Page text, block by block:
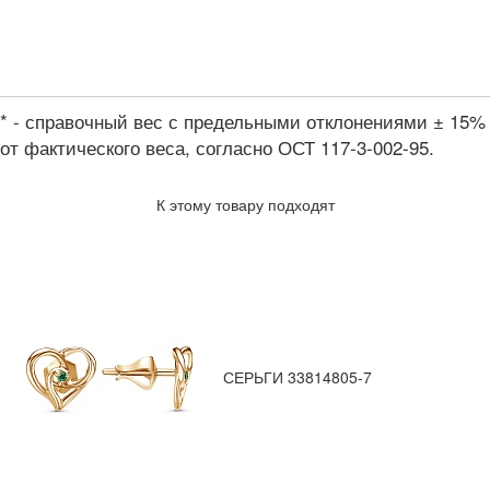
* - справочный вес с предельными отклонениями ± 15%
от фактического веса, согласно ОСТ 117-3-002-95.
К этому товару подходят
СЕРЬГИ 33814805-7